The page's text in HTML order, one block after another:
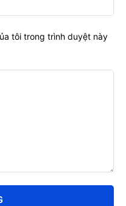
tôi trong trình duyệt này